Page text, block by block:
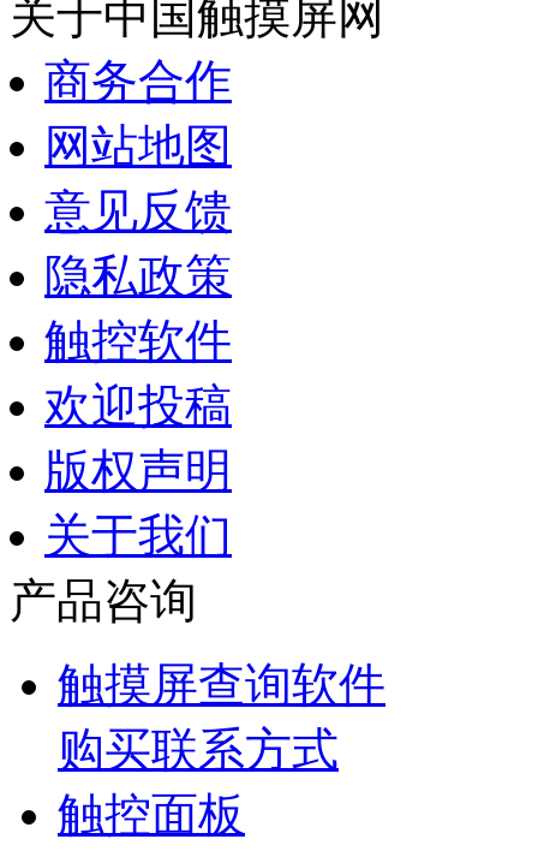
关于中国触摸屏网
商务合作
网站地图
意见反馈
隐私政策
触控软件
欢迎投稿
版权声明
关于我们
产品咨询
触摸屏查询软件
购买联系方式
触控面板